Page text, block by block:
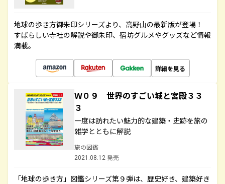
地球の歩き方御朱印シリーズより、高野山の最新版が登場！
すばらしい寺社の解説や御朱印、宿坊グルメやグッズなど情報
満載。
詳細を見る
Ｗ０９ 世界のすごい城と宮殿３３
３
一度は訪れたい魅力的な建築・史跡を旅の
雑学とともに解説
旅の図鑑
2021.08.12 発売
「地球の歩き方」図鑑シリーズ第９弾は、歴史好き、建築好き